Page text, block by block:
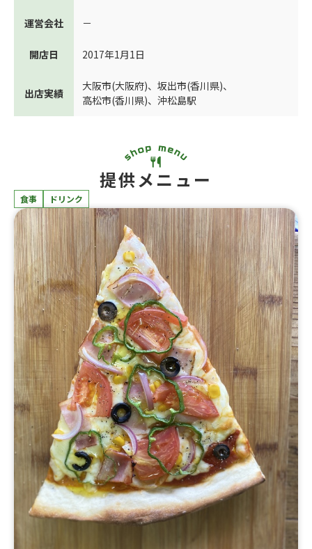
運営会社 －
開店日 2017年1月1日
出店実績
大阪市(大阪府)、 坂出市(香川県)、
高松市(香川県)、 沖松島駅
提供メニュー
食事 ドリンク